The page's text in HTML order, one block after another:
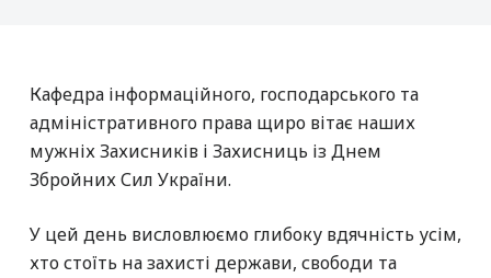
Кафедра інформаційного, господарського та
адміністративного права щиро вітає наших
мужніх Захисників і Захисниць із Днем
Збройних Сил України.
У цей день висловлюємо глибоку вдячність усім,
хто стоїть на захисті держави, свободи та